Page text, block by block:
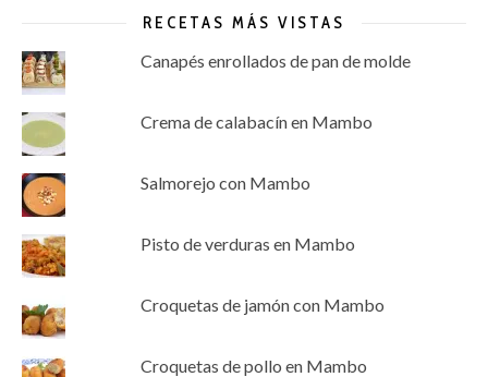
RECETAS MÁS VISTAS
Canapés enrollados de pan de molde
Crema de calabacín en Mambo
Salmorejo con Mambo
Pisto de verduras en Mambo
Croquetas de jamón con Mambo
Croquetas de pollo en Mambo